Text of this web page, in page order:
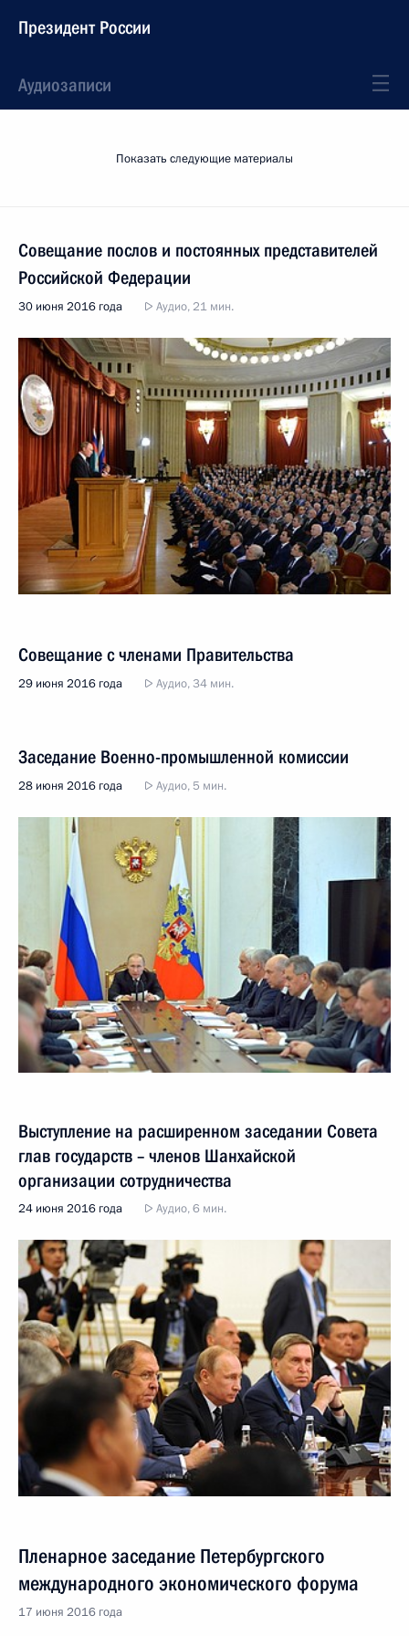
Президент России
Аудиозаписи
Показать следующие материалы
Совещание послов и постоянных представителей
Российской Федерации
30 июня 2016 года Аудио, 21 мин.
Совещание с членами Правительства
29 июня 2016 года Аудио, 34 мин.
Заседание Военно-промышленной комиссии
28 июня 2016 года Аудио, 5 мин.
Выступление на расширенном заседании Совета
глав государств – членов Шанхайской
организации сотрудничества
24 июня 2016 года Аудио, 6 мин.
Пленарное заседание Петербургского
международного экономического форума
17 июня 2016 года